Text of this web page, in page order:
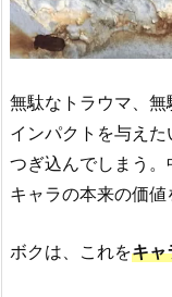
無駄なトラウマ、
インパクトを与え
つぎ込んでしまう
キャラの本来の価
ボクは、これをキャ